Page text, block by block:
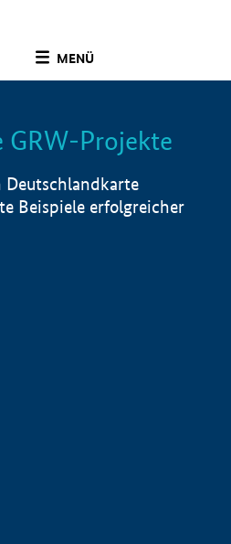
MENÜ
Info
GRW-Projekte
Beispiele erfolgreicher